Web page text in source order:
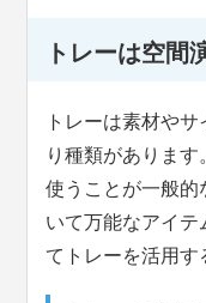
トレーは空間
トレーは素材や
り種類がありま
使うことが一般的
いて万能なアイテ
てトレーを活用す